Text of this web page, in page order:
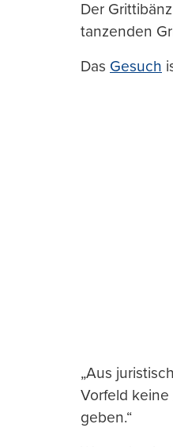
Der
tanzenden
Das Gesuch
„Aus
Vorfeld
geben.“